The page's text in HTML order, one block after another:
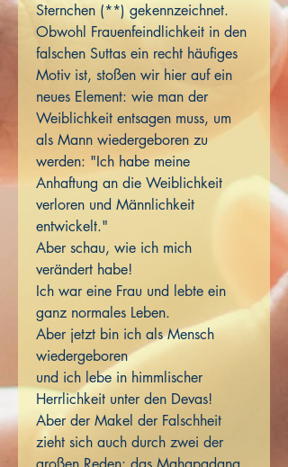
Sternchen (**) gekennzeichnet.
Obwohl Frauenfeindlichkeit in den
falschen Suttas ein recht häufiges
Motiv ist, stoßen wir hier auf ein
neues Element: wie man der
Weiblichkeit entsagen muss, um
als Mann wiedergeboren zu
werden: "Ich habe meine
Anhaftung an die Weiblichkeit
verloren und Männlichkeit
entwickelt."
Aber schau, wie ich mich
verändert habe!
Ich war eine Frau und lebte ein
ganz normales Leben.
Aber jetzt bin ich als Mensch
wiedergeboren
und ich lebe in himmlischer
Herrlichkeit unter den Devas!
Aber der Makel der Falschheit
zieht sich auch durch zwei der